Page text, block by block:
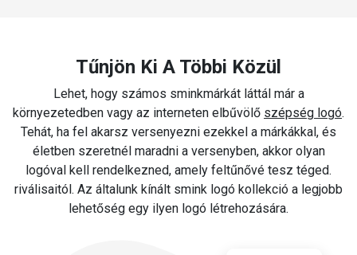
Tűnjön Ki A Többi Közül
Lehet, hogy számos sminkmárkát láttál már a
környezetedben vagy az interneten elbűvölő szépség logó.
Tehát, ha fel akarsz versenyezni ezekkel a márkákkal, és
életben szeretnél maradni a versenyben, akkor olyan
logóval kell rendelkezned, amely feltűnővé tesz téged.
riválisaitól. Az általunk kínált smink logó kollekció a legjobb
lehetőség egy ilyen logó létrehozására.